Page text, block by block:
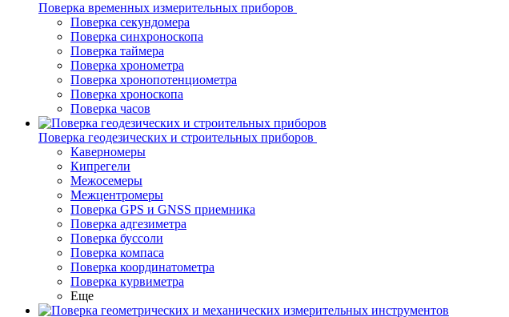
Поверка временных измерительных приборов
Поверка секундомера
Поверка синхроноскопа
Поверка таймера
Поверка хронометра
Поверка хронопотенциометра
Поверка хроноскопа
Поверка часов
Поверка геодезических и строительных приборов
Каверномеры
Кипрегели
Межосемеры
Межцентромеры
Поверка GPS и GNSS приемника
Поверка адгезиметра
Поверка буссоли
Поверка компаса
Поверка координатометра
Поверка курвиметра
Еще